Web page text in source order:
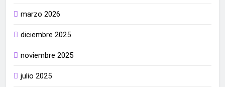
marzo 2026
diciembre 2025
noviembre 2025
julio 2025